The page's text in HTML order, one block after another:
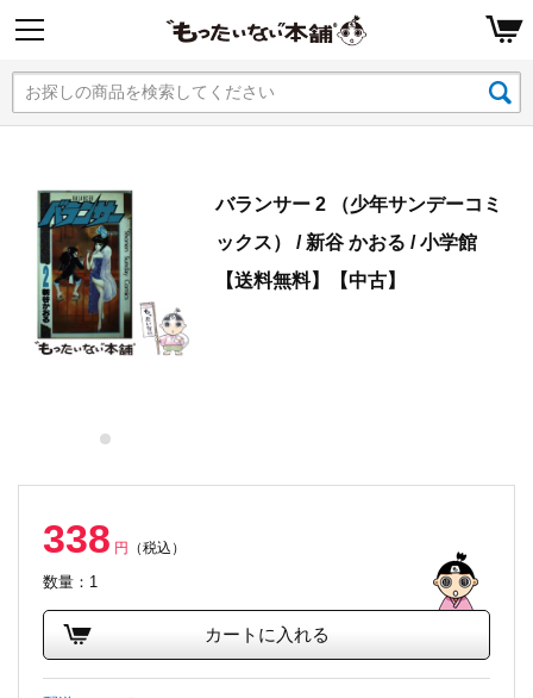
バランサー 2 （少年サンデーコミ
ックス） / 新谷 かおる / 小学館
【送料無料】【中古】
338 円 （税込）
数量：1
カートに入れる